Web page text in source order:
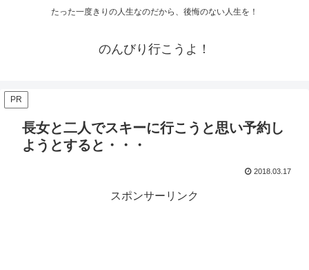
たった一度きりの人生なのだから、後悔のない人生を！
のんびり行こうよ！
PR
長女と二人でスキーに行こうと思い予約し
ようとすると・・・
2018.03.17
スポンサーリンク